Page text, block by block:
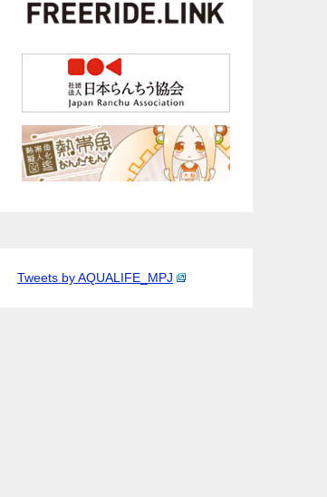
Tweets by AQUALIFE_MPJ